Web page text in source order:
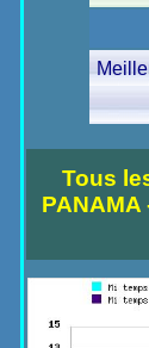
Tous